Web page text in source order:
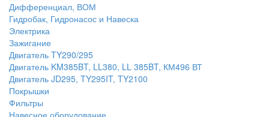
Дифференциал, ВОМ
Гидробак, Гидронасос и Навеска
Электрика
Зажигание
Двигатель TY290/295
Двигатель KM385BT, LL380, LL 385BT, КМ496 ВТ
Двигатель JD295, TY295IT, TY2100
Покрышки
Фильтры